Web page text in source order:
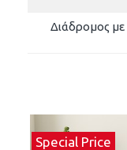
Διάδρομος
Special Price